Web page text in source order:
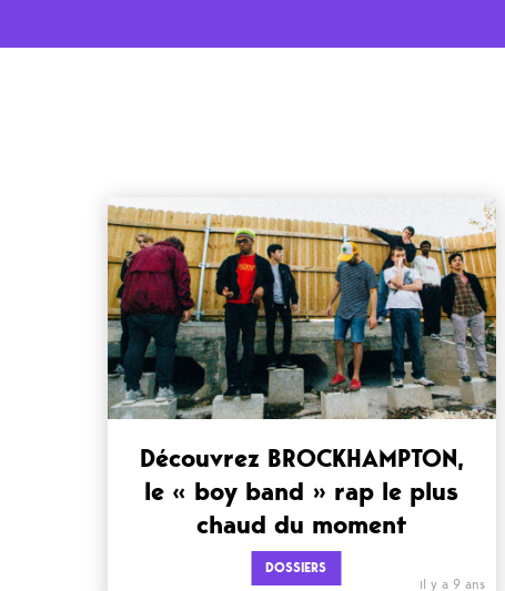
Découvrez BROCKHAMPTON,
le « boy band » rap le plus
chaud du moment
DOSSIERS
il y a 9 ans